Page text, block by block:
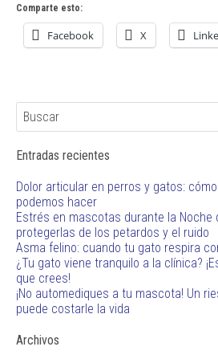
Comparte esto:
Facebook X
Entradas recientes
Dolor articular en perros y gatos:
podemos hacer
Estrés en mascotas durante la Noche
protegerlas de los petardos y el ruido
Asma felino: cuando tu gato respira
¿Tu gato viene tranquilo a la clínica?
que crees!
¡No automediques a tu mascota! Un
puede costarle la vida
Archivos